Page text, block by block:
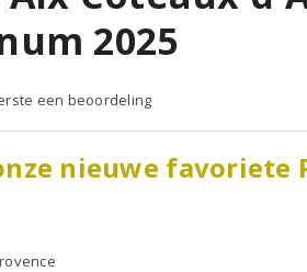
2025
een beoordeling
nieuwe favoriete